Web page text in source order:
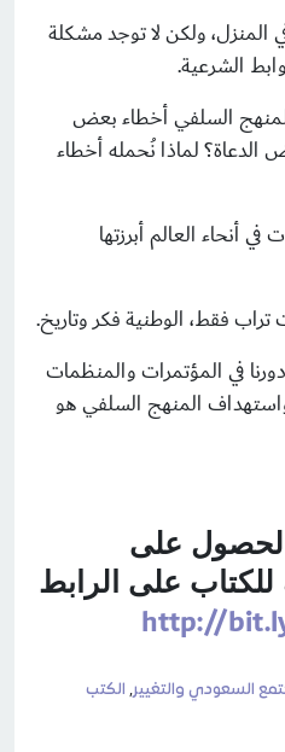
المنزل، ولكن لا توجد مشكلة
الشرعية.
السلفي أخطاء بعض
لماذا نُحمله أخطاء
أنحاء العالم أبرزتها
في المؤتمرات والمنظمات
واستهداف المنهج السلفي هو
على
للكتاب على الرابط
http://
السعودي والتغيير, الكتب